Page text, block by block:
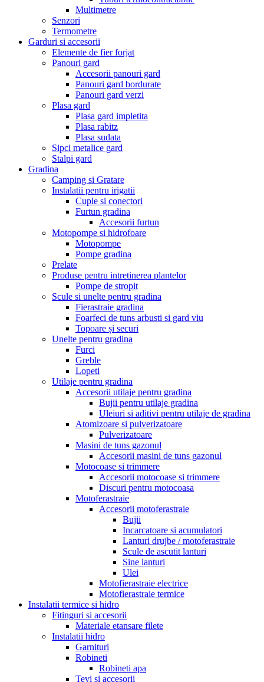
Multimetre
Senzori
Termometre
Garduri si accesorii
Elemente de fier forjat
Panouri gard
Accesorii panouri gard
Panouri gard bordurate
Panouri gard verzi
Plasa gard
Plasa gard impletita
Plasa rabitz
Plasa sudata
Sipci metalice gard
Stalpi gard
Gradina
Camping si Gratare
Instalatii pentru irigatii
Cuple si conectori
Furtun gradina
Accesorii furtun
Motopompe si hidrofoare
Motopompe
Pompe gradina
Prelate
Produse pentru intretinerea plantelor
Pompe de stropit
Scule si unelte pentru gradina
Fierastraie gradina
Foarfeci de tuns arbusti si gard viu
Topoare și securi
Unelte pentru gradina
Furci
Greble
Lopeti
Utilaje pentru gradina
Accesorii utilaje pentru gradina
Bujii pentru utilaje gradina
Uleiuri si aditivi pentru utilaje de gradina
Atomizoare si pulverizatoare
Pulverizatoare
Masini de tuns gazonul
Accesorii masini de tuns gazonul
Motocoase si trimmere
Accesorii motocoase si trimmere
Discuri pentru motocoasa
Motoferastraie
Accesorii motoferastraie
Bujii
Incarcatoare si acumulatori
Lanturi drujbe / motoferastraie
Scule de ascutit lanturi
Sine lanturi
Ulei
Motofierastraie electrice
Motofierastraie termice
Instalatii termice si hidro
Fitinguri si accesorii
Materiale etansare filete
Instalatii hidro
Garnituri
Robineti
Robineti apa
Tevi si accesorii